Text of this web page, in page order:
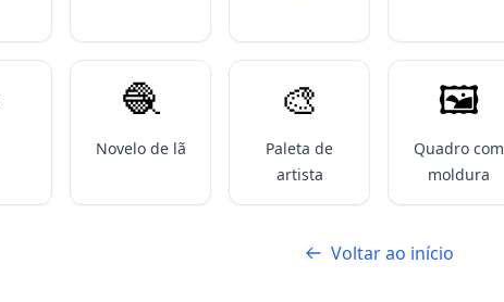
🧶
Novelo de lã
🎨
Paleta de
artista
🖼️
Quadro com
moldura
Voltar ao início